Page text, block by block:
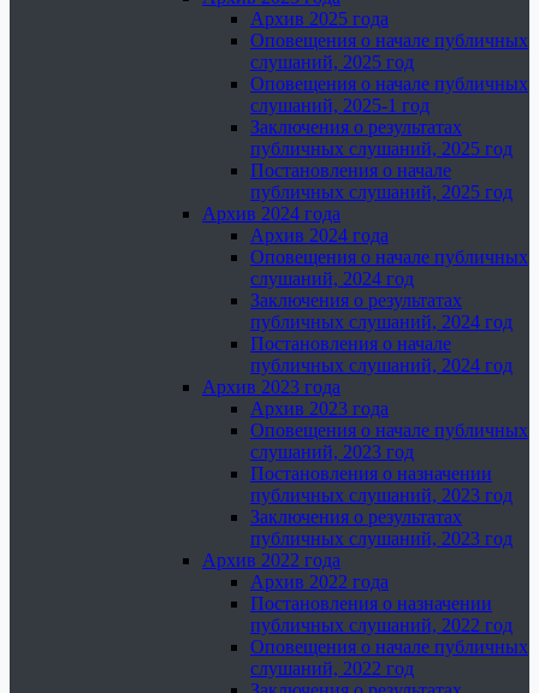
Архив 2025 года
Оповещения о начале публичных
слушаний, 2025 год
Оповещения о начале публичных
слушаний, 2025-1 год
Заключения о результатах
публичных слушаний, 2025 год
Постановления о начале
публичных слушаний, 2025 год
Архив 2024 года
Архив 2024 года
Оповещения о начале публичных
слушаний, 2024 год
Заключения о результатах
публичных слушаний, 2024 год
Постановления о начале
публичных слушаний, 2024 год
Архив 2023 года
Архив 2023 года
Оповещения о начале публичных
слушаний, 2023 год
Постановления о назначении
публичных слушаний, 2023 год
Заключения о результатах
публичных слушаний, 2023 год
Архив 2022 года
Архив 2022 года
Постановления о назначении
публичных слушаний, 2022 год
Оповещения о начале публичных
слушаний, 2022 год